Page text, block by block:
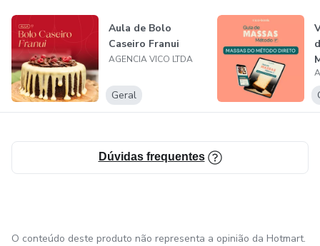
Aula de Bolo
Caseiro Franui
AGENCIA VICO LTDA
Geral
Dúvidas frequentes
O conteúdo deste produto não representa a opinião da Hotmart.